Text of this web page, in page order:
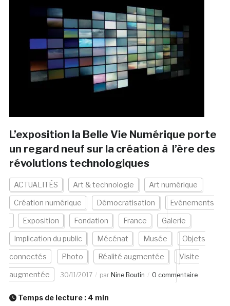
L’exposition la Belle Vie Numérique porte
un regard neuf sur la création à l’ère des
révolutions technologiques
ACTUALITÉS Art & technologie Art numérique
Création numérique Démocratisation Evénements
Exposition Fondation France Galerie
Implication du public Mécénat Musée Objets
connectés Photo Réalité augmentée Visite
augmentée 30/11/2017 par Nine Boutin 0 commentaire
Temps de lecture : 4 min